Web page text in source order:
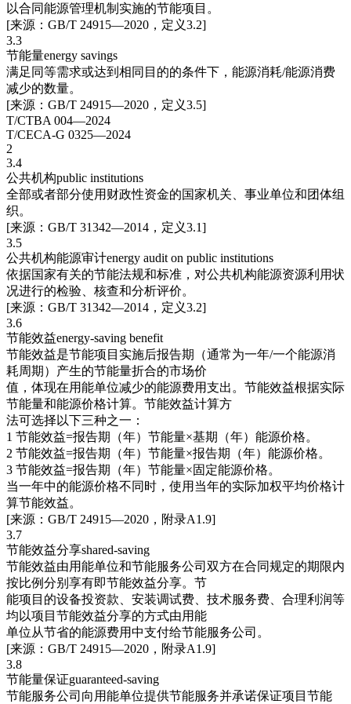
以合同能源管理机制实施的节能项目。
[来源：GB/T 24915—2020，定义3.2]
3.3
节能量energy savings
满足同等需求或达到相同目的的条件下，能源消耗/能源消费
减少的数量。
[来源：GB/T 24915—2020，定义3.5]
T/CTBA 004—2024
T/CECA-G 0325—2024
2
3.4
公共机构public institutions
全部或者部分使用财政性资金的国家机关、事业单位和团体组
织。
[来源：GB/T 31342—2014，定义3.1]
3.5
公共机构能源审计energy audit on public institutions
依据国家有关的节能法规和标准，对公共机构能源资源利用状
况进行的检验、核查和分析评价。
[来源：GB/T 31342—2014，定义3.2]
3.6
节能效益energy-saving benefit
节能效益是节能项目实施后报告期（通常为一年/一个能源消
耗周期）产生的节能量折合的市场价
值，体现在用能单位减少的能源费用支出。节能效益根据实际
节能量和能源价格计算。节能效益计算方
法可选择以下三种之一：
1 节能效益=报告期（年）节能量×基期（年）能源价格。
2 节能效益=报告期（年）节能量×报告期（年）能源价格。
3 节能效益=报告期（年）节能量×固定能源价格。
当一年中的能源价格不同时，使用当年的实际加权平均价格计
算节能效益。
[来源：GB/T 24915—2020，附录A1.9]
3.7
节能效益分享shared-saving
节能效益由用能单位和节能服务公司双方在合同规定的期限内
按比例分别享有即节能效益分享。节
能项目的设备投资款、安装调试费、技术服务费、合理利润等
均以项目节能效益分享的方式由用能
单位从节省的能源费用中支付给节能服务公司。
[来源：GB/T 24915—2020，附录A1.9]
3.8
节能量保证guaranteed-saving
节能服务公司向用能单位提供节能服务并承诺保证项目节能